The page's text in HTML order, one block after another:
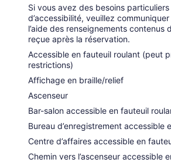
Si vous avez des besoins
d’accessibilité, veuillez
l’aide des renseignements contenus
reçue après la réservation.
Accessible en fauteuil roulant (peut
restrictions)
Affichage en braille/relief
Ascenseur
Bar-salon accessible en fauteuil
Bureau d’enregistrement accessible
Centre d’affaires accessible en
Chemin vers l’ascenseur accessible